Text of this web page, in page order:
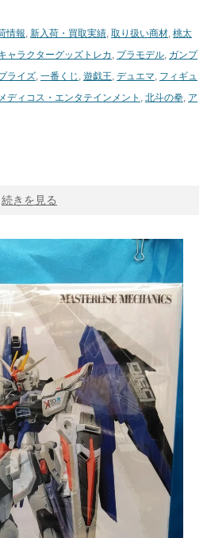
情報, 新入荷・買取実績, 取り扱い商材, 桃太
ャラクターグッズ トレカ , プラモデル, ガンプ
ライズ, 一番くじ , 遊戯王, デュエマ, フィギュ
メディコス・エンタテインメント , 北斗の拳, ア
続きを見る